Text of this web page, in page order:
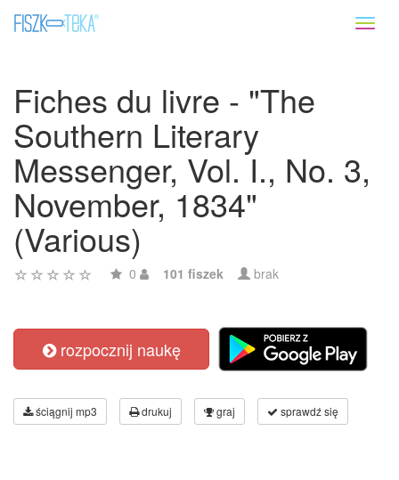
Fiches du livre - "The
Southern Literary
Messenger, Vol. I., No. 3,
November, 1834"
(Various)
0 101 fiszek brak
rozpocznij naukę
ściągnij mp3 drukuj graj sprawdź się